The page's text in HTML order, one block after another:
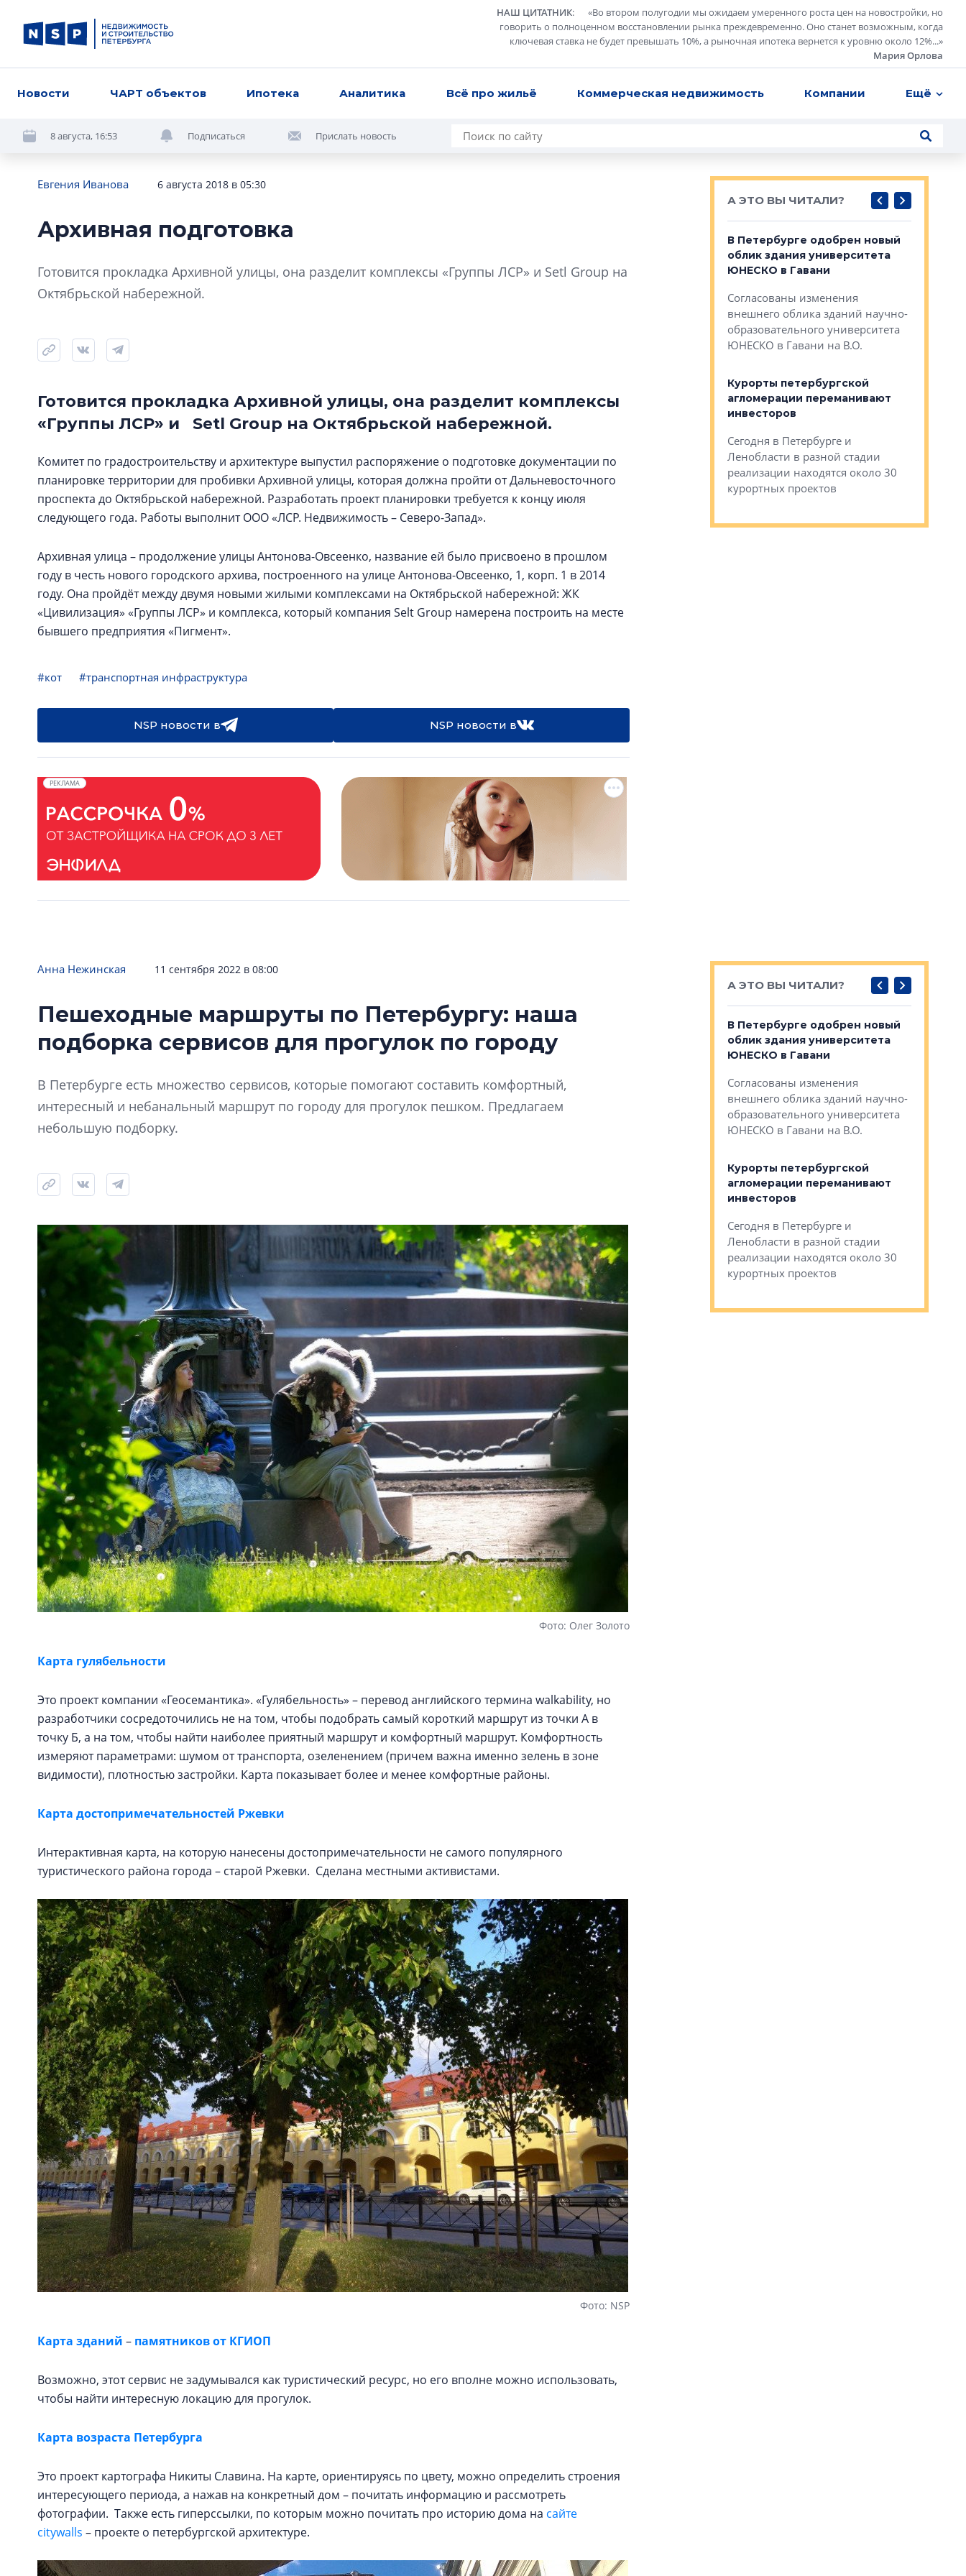
НАШ ЦИТАТНИК: «Во втором полугодии мы ожидаем умеренного роста цен на новостройки, но
говорить о полноценном восстановлении рынка преждевременно. Оно станет возможным, когда
ключевая ставка не будет превышать 10%, а рыночная ипотека вернется к уровню около 12%...»
Мария Орлова
Новости ЧАРТ объектов Ипотека Аналитика Всё про жильё Коммерческая недвижимость Компании Ещё
8 августа, 16:53 Подписаться Прислать новость
Евгения Иванова 6 августа 2018 в 05:30
Архивная подготовка
Готовится прокладка Архивной улицы, она разделит комплексы «Группы ЛСР» и Setl Group на
Октябрьской набережной.
Готовится прокладка Архивной улицы, она разделит комплексы
«Группы ЛСР» и Setl Group на Октябрьской набережной.
Комитет по градостроительству и архитектуре выпустил распоряжение о подготовке документации по
планировке территории для пробивки Архивной улицы, которая должна пройти от Дальневосточного
проспекта до Октябрьской набережной. Разработать проект планировки требуется к концу июля
следующего года. Работы выполнит ООО «ЛСР. Недвижимость – Северо-Запад».
Архивная улица – продолжение улицы Антонова-Овсеенко, название ей было присвоено в прошлом
году в честь нового городского архива, построенного на улице Антонова-Овсеенко, 1, корп. 1 в 2014
году. Она пройдёт между двумя новыми жилыми комплексами на Октябрьской набережной: ЖК
«Цивилизация» «Группы ЛСР» и комплекса, который компания Selt Group намерена построить на месте
бывшего предприятия «Пигмент».
#кот #транспортная инфраструктура
NSP новости в NSP новости в
РЕКЛАМА
А ЭТО ВЫ ЧИТАЛИ?
Усадьба Торосово — антидот от
2020-2026 годов постройки на 9%
дешевле строящихся
В Петербурге одобрен новый
облик здания университета
ЮНЕСКО в Гавани
Согласованы изменения
внешнего облика зданий научно-
образовательного университета
ЮНЕСКО в Гавани на В.О.
Курорты петербургской
агломерации переманивают
инвесторов
Сегодня в Петербурге и
Ленобласти в разной стадии
реализации находятся около 30
курортных проектов
Анна Нежинская 11 сентября 2022 в 08:00
Пешеходные маршруты по Петербургу: наша
подборка сервисов для прогулок по городу
В Петербурге есть множество сервисов, которые помогают составить комфортный,
интересный и небанальный маршрут по городу для прогулок пешком. Предлагаем
небольшую подборку.
Фото: Олег Золото
Карта гулябельности
Это проект компании «Геосемантика». «Гулябельность» – перевод английского термина walkability, но
разработчики сосредоточились не на том, чтобы подобрать самый короткий маршрут из точки А в
точку Б, а на том, чтобы найти наиболее приятный маршрут и комфортный маршрут. Комфортность
измеряют параметрами: шумом от транспорта, озеленением (причем важна именно зелень в зоне
видимости), плотностью застройки. Карта показывает более и менее комфортные районы.
Карта достопримечательностей Ржевки
Интерактивная карта, на которую нанесены достопримечательности не самого популярного
туристического района города – старой Ржевки. Сделана местными активистами.
Фото: NSP
Карта зданий – памятников от КГИОП
Возможно, этот сервис не задумывался как туристический ресурс, но его вполне можно использовать,
чтобы найти интересную локацию для прогулок.
Карта возраста Петербурга
Это проект картографа Никиты Славина. На карте, ориентируясь по цвету, можно определить строения
интересующего периода, а нажав на конкретный дом – почитать информацию и рассмотреть
фотографии. Также есть гиперссылки, по которым можно почитать про историю дома на сайте
citywalls – проекте о петербургской архитектуре.
А ЭТО ВЫ ЧИТАЛИ?
Усадьба Торосово — антидот
от эпохи фальш-панелей
эпохи фальш-панелей
В Петербурге одобрен новый
облик здания университета
ЮНЕСКО в Гавани
Согласованы изменения
внешнего облика зданий научно-
образовательного университета
ЮНЕСКО в Гавани на В.О.
Курорты петербургской
агломерации переманивают
инвесторов
Сегодня в Петербурге и
Ленобласти в разной стадии
реализации находятся около 30
курортных проектов